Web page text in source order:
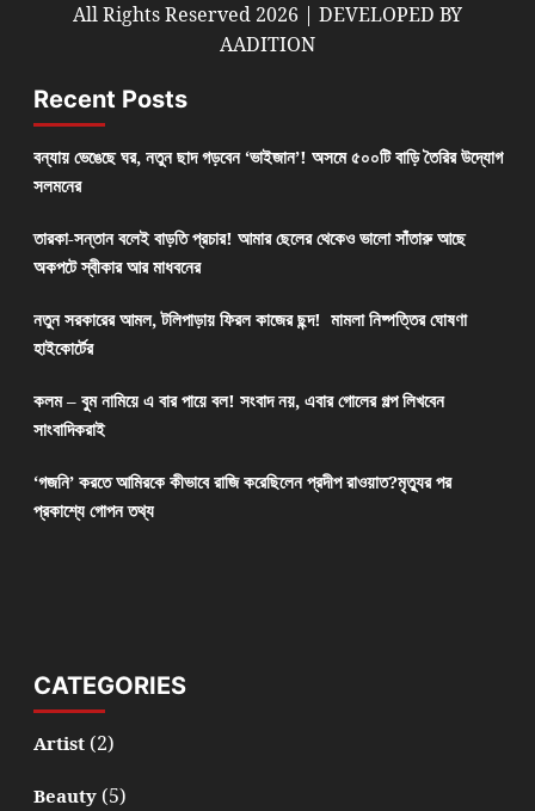
All Rights Reserved 2026 | DEVELOPED BY
AADITION
Recent Posts
বন্যায় ভেঙেছে ঘর, নতুন ছাদ গড়বেন ‘ভাইজান’! অসমে ৫০০টি বাড়ি তৈরির উদ্যোগ
সলমনের
তারকা-সন্তান বলেই বাড়তি প্রচার! আমার ছেলের থেকেও ভালো সাঁতারু আছে
অকপটে স্বীকার আর মাধবনের
নতুন সরকারের আমল, টলিপাড়ায় ফিরল কাজের ছন্দ! মামলা নিষ্পত্তির ঘোষণা
হাইকোর্টের
কলম – বুম নামিয়ে এ বার পায়ে বল! সংবাদ নয়, এবার গোলের গল্প লিখবেন
সাংবাদিকরাই
‘গজনি’ করতে আমিরকে কীভাবে রাজি করেছিলেন প্রদীপ রাওয়াত?মৃত্যুর পর
প্রকাশ্যে গোপন তথ্য
CATEGORIES
Artist(2)
Beauty(5)